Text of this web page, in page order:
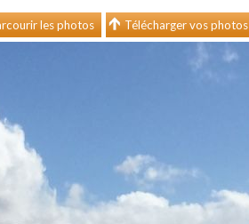
les photos Télécharger vos photos